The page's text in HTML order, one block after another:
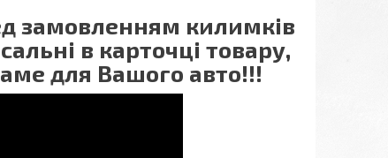
замовленням килимків
в карточці товару,
для Вашого авто!!!